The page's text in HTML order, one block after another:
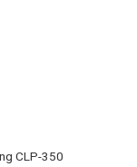
CLP-350